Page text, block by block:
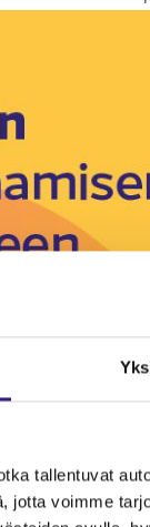
tallentuvat
jotta voimme